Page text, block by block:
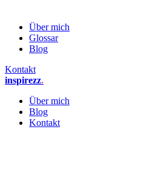
Über mich
Glossar
Blog
Kontakt
inspirezz.
Über mich
Blog
Kontakt